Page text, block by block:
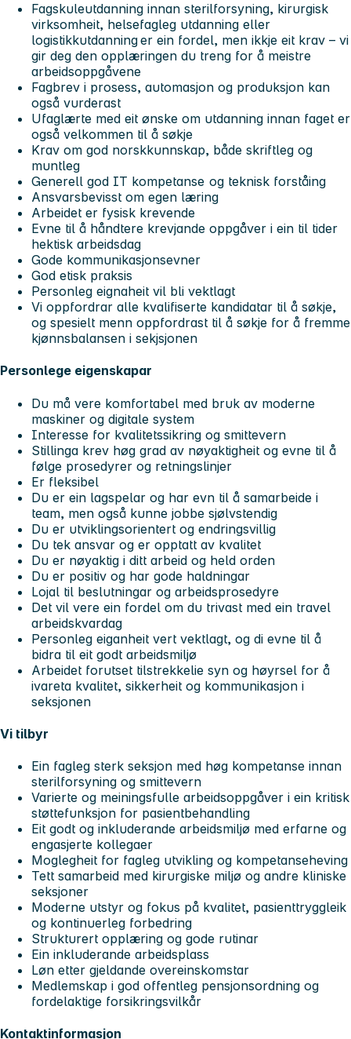
Fagskuleutdanning innan sterilforsyning, kirurgisk
virksomheit, helsefagleg utdanning eller
logistikkutdanning er ein fordel, men ikkje eit krav – vi
gir deg den opplæringen du treng for å meistre
arbeidsoppgåvene
Fagbrev i prosess, automasjon og produksjon kan
også vurderast
Ufaglærte med eit ønske om utdanning innan faget er
også velkommen til å søkje
Krav om god norskkunnskap, både skriftleg og
muntleg
Generell god IT kompetanse og teknisk forståing
Ansvarsbevisst om egen læring
Arbeidet er fysisk krevende
Evne til å håndtere krevjande oppgåver i ein til tider
hektisk arbeidsdag
Gode kommunikasjonsevner
God etisk praksis
Personleg eignaheit vil bli vektlagt
Vi oppfordrar alle kvalifiserte kandidatar til å søkje,
og spesielt menn oppfordrast til å søkje for å fremme
kjønnsbalansen i sekjsjonen
Personlege eigenskapar
Du må vere komfortabel med bruk av moderne
maskiner og digitale system
Interesse for kvalitetssikring og smittevern
Stillinga krev høg grad av nøyaktigheit og evne til å
følge prosedyrer og retningslinjer
Er fleksibel
Du er ein lagspelar og har evn til å samarbeide i
team, men også kunne jobbe sjølvstendig
Du er utviklingsorientert og endringsvillig
Du tek ansvar og er opptatt av kvalitet
Du er nøyaktig i ditt arbeid og held orden
Du er positiv og har gode haldningar
Lojal til beslutningar og arbeidsprosedyre
Det vil vere ein fordel om du trivast med ein travel
arbeidskvardag
Personleg eiganheit vert vektlagt, og di evne til å
bidra til eit godt arbeidsmiljø
Arbeidet forutset tilstrekkelie syn og høyrsel for å
ivareta kvalitet, sikkerheit og kommunikasjon i
seksjonen
Vi tilbyr
Ein fagleg sterk seksjon med høg kompetanse innan
sterilforsyning og smittevern
Varierte og meiningsfulle arbeidsoppgåver i ein kritisk
støttefunksjon for pasientbehandling
Eit godt og inkluderande arbeidsmiljø med erfarne og
engasjerte kollegaer
Moglegheit for fagleg utvikling og kompetanseheving
Tett samarbeid med kirurgiske miljø og andre kliniske
seksjoner
Moderne utstyr og fokus på kvalitet, pasienttryggleik
og kontinuerleg forbedring
Strukturert opplæring og gode rutinar
Ein inkluderande arbeidsplass
Løn etter gjeldande overeinskomstar
Medlemskap i god offentleg pensjonsordning og
fordelaktige forsikringsvilkår
Kontaktinformasjon